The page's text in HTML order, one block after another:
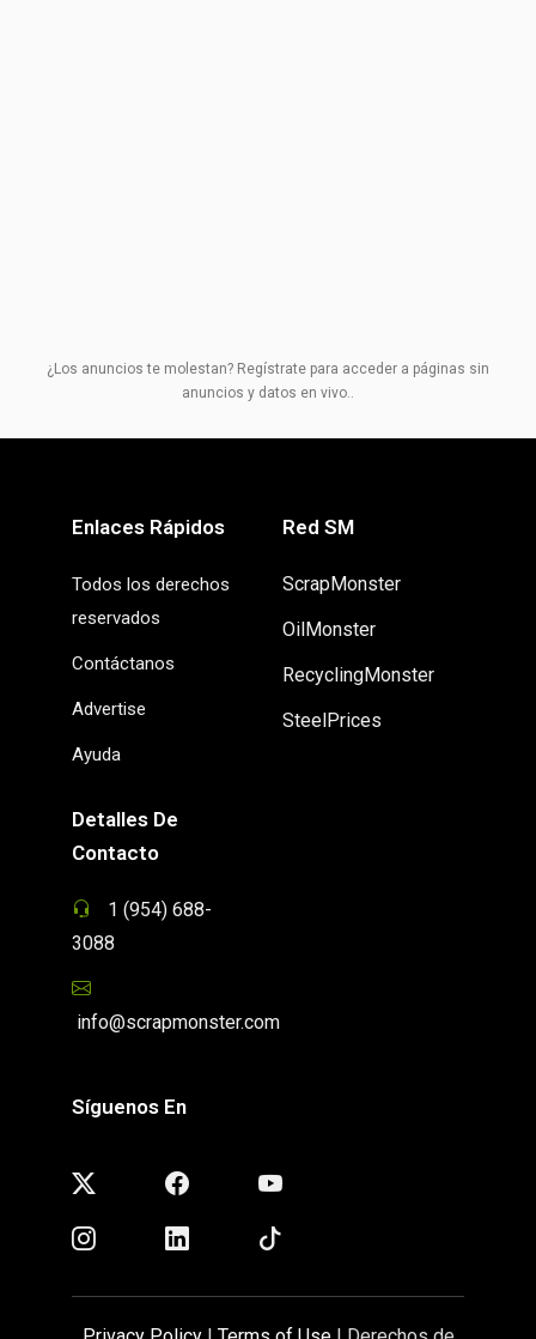
¿Los anuncios te molestan? Regístrate para acceder a páginas sin
anuncios y datos en vivo..
Enlaces Rápidos
Todos los derechos
reservados
Contáctanos
Advertise
Ayuda
Red SM
ScrapMonster
OilMonster
RecyclingMonster
SteelPrices
Detalles De
Contacto
1 (954) 688-
3088
info@scrapmonster.com
Síguenos En